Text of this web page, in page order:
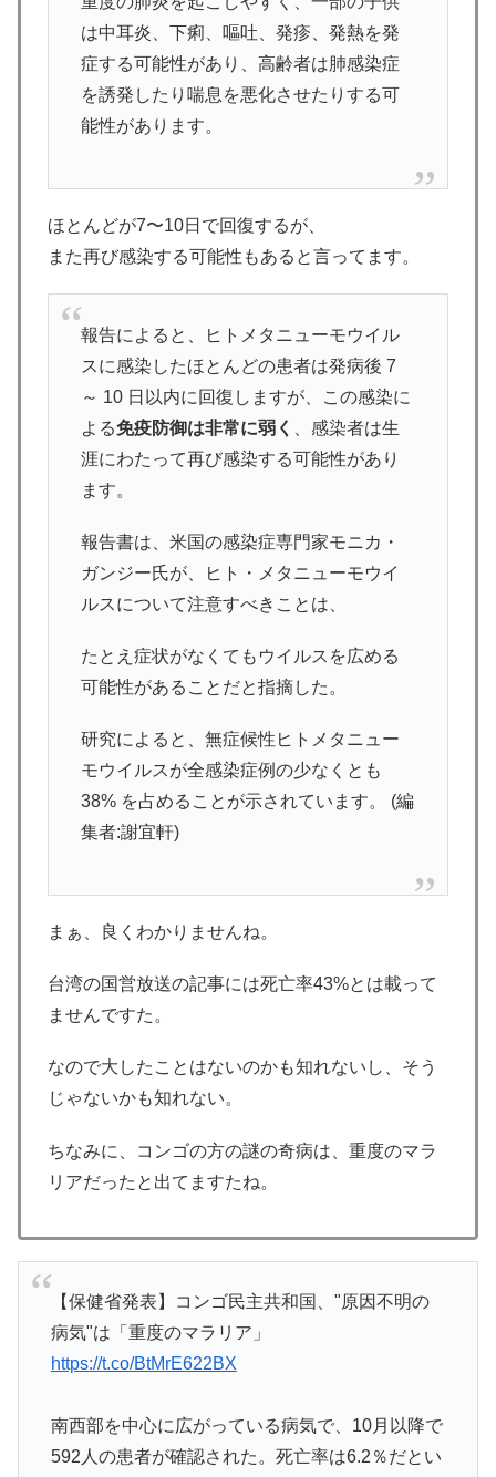
は中耳炎、下痢、嘔吐、発疹、発熱を発
症する可能性があり、高齢者は肺感染症
を誘発したり喘息を悪化させたりする可
能性があります。
ほとんどが7〜10日で回復するが、
また再び感染する可能性もあると言ってます。
報告によると、ヒトメタニューモウイル
スに感染したほとんどの患者は発病後 7
～ 10 日以内に回復しますが、この感染に
よる免疫防御は非常に弱く
、感染者は生
涯にわたって再び感染する可能性があり
ます。
報告書は、米国の感染症専門家モニカ・
ガンジー氏が、ヒト・メタニューモウイ
ルスについて注意すべきことは、
たとえ症状がなくてもウイルスを広める
可能性があることだと指摘した。
研究によると、無症候性ヒトメタニュー
モウイルスが全感染症例の少なくとも
38% を占めることが示されています。 (編
集者:謝宜軒)
まぁ、良くわかりませんね。
台湾の国営放送の記事には死亡率43%とは載って
ませんですた。
なので大したことはないのかも知れないし、そう
じゃないかも知れない。
ちなみに、コンゴの方の謎の奇病は、重度のマラ
リアだったと出てますたね。
【保健省発表】コンゴ民主共和国、"原因不明の
病気"は「重度のマラリア」
https://t.co/BtMrE622BX
南西部を中心に広がっている病気で、10月以降で
592人の患者が確認された。死亡率は6.2％だとい